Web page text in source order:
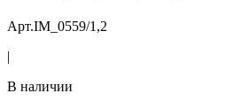
Арт.IM_0559/1,2
|
В наличии